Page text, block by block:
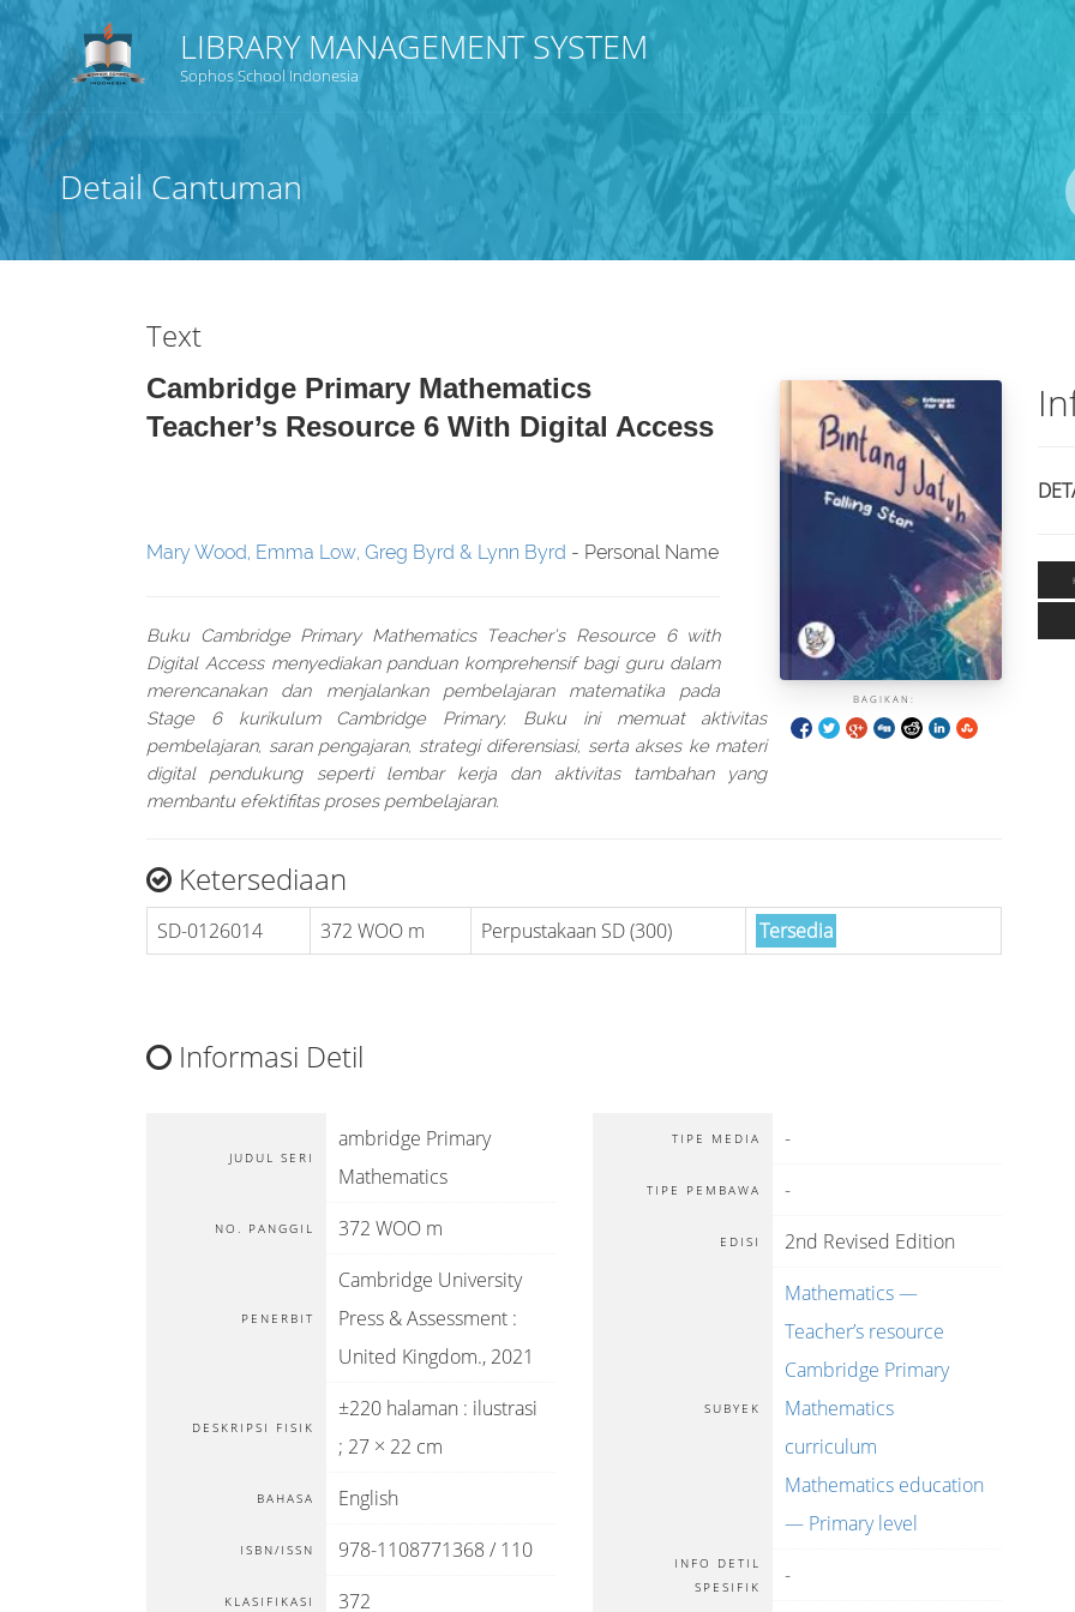
LIBRARY MANAGEMENT SYSTEM
Sophos School Indonesia
Detail Cantuman
Text
Cambridge Primary Mathematics
Teacher’s Resource 6 With Digital Access
BAGIKAN:
Mary Wood, Emma Low, Greg Byrd & Lynn Byrd - Personal Name
Buku Cambridge Primary Mathematics Teacher’s Resource 6 with
Digital Access menyediakan panduan komprehensif bagi guru dalam
merencanakan dan menjalankan pembelajaran matematika pada
Stage 6 kurikulum Cambridge Primary. Buku ini memuat aktivitas
pembelajaran, saran pengajaran, strategi diferensiasi, serta akses ke materi
digital pendukung seperti lembar kerja dan aktivitas tambahan yang
membantu efektifitas proses pembelajaran.
Ketersediaan
SD-0126014 372 WOO m Perpustakaan SD (300) Tersedia
Informasi Detil
JUDUL SERI
ambridge Primary
Mathematics
NO. PANGGIL 372 WOO m
PENERBIT
Cambridge University
Press & Assessment :
United Kingdom., 2021
DESKRIPSI FISIK
±220 halaman : ilustrasi
; 27 × 22 cm
BAHASA English
ISBN/ISSN 978-1108771368 / 110
KLASIFIKASI 372
TIPE MEDIA -
TIPE PEMBAWA -
EDISI 2nd Revised Edition
SUBYEK
Mathematics —
Teacher’s resource
Cambridge Primary
Mathematics
curriculum
Mathematics education
— Primary level
INFO DETIL
SPESIFIK
-
Judul Pengarang
ISBN/ISSN